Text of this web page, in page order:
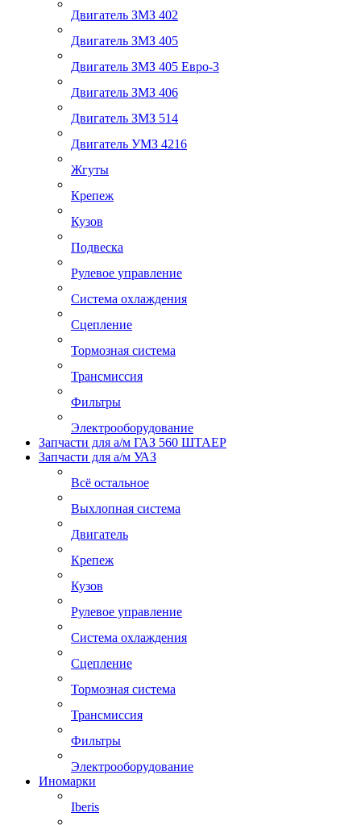
Двигатель ЗМЗ 402
Двигатель ЗМЗ 405
Двигатель ЗМЗ 405 Евро-3
Двигатель ЗМЗ 406
Двигатель ЗМЗ 514
Двигатель УМЗ 4216
Жгуты
Крепеж
Кузов
Подвеска
Рулевое управление
Система охлаждения
Сцепление
Тормозная система
Трансмиссия
Фильтры
Электрооборудование
Запчасти для а/м ГАЗ 560 ШТАЕР
Запчасти для а/м УАЗ
Всё остальное
Выхлопная система
Двигатель
Крепеж
Кузов
Рулевое управление
Система охлаждения
Сцепление
Тормозная система
Трансмиссия
Фильтры
Электрооборудование
Иномарки
Iberis